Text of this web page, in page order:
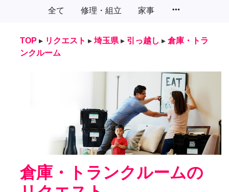
全て 修理・組立 家事 more_horiz
TOP ▸ リクエスト ▸ 埼玉県 ▸ 引っ越し ▸ 倉庫・トラ
ンクルーム
倉庫・トランクルームの